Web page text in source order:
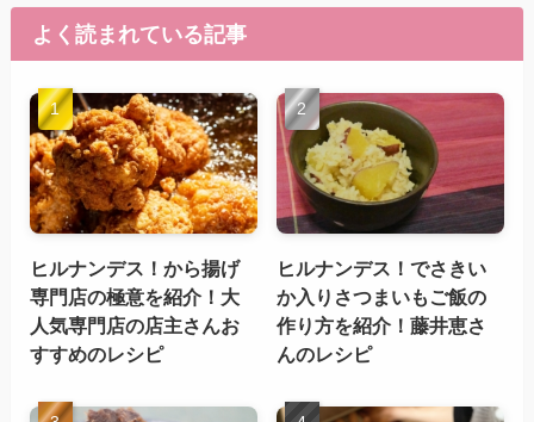
よく読まれている記事
ヒルナンデス！から揚げ
専門店の極意を紹介！大
人気専門店の店主さんお
すすめのレシピ
ヒルナンデス！でさきい
か入りさつまいもご飯の
作り方を紹介！藤井恵さ
んのレシピ